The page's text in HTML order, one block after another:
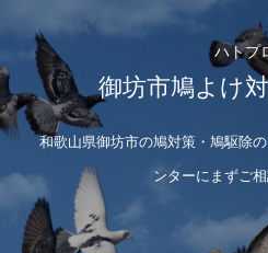
ハトプ
御坊市鳩よけ
和歌山県御坊市の鳩対策・鳩駆除
ンターにまずご